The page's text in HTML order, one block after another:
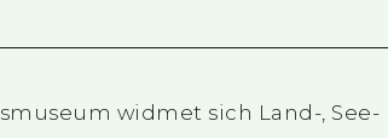
widmet sich Land-, See-